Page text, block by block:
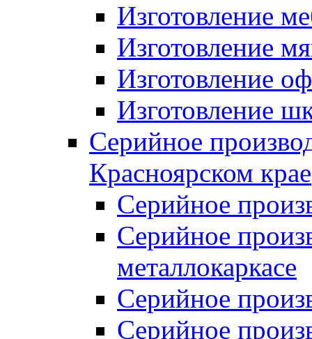
Изготовление
Изготовление
Изготовление
Изготовление
Серийное
Красноярском крае
Серийное
Серийное
металлокаркасе
Серийное
Серийное